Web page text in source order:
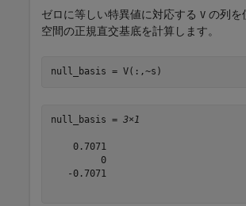
ゼロに等しい特異値に対応する V の列を
空間の正規直交基底を計算します。
null_basis = V(:,~s)
null_basis = 3×1
    0.7071
         0
   -0.7071